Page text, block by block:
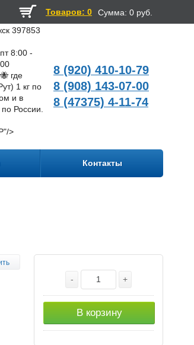
Товаров: 0 Сумма: 0 руб.
397853
8:00 -
где
1 кг по
и в
России.
"/>
8 (920) 410-10-79
8 (908) 143-07-00
8 (47375) 4-11-74
Контакты
- +
В корзину